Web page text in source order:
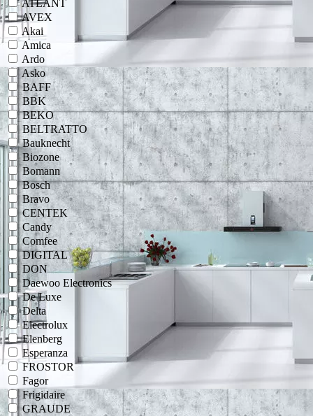
ATLANT
AVEX
Akai
Amica
Ardo
Asko
BAFF
BBK
BEKO
BELTRATTO
Bauknecht
Biozone
Bomann
Bosch
Bravo
CENTEK
Candy
Comfee
DIGITAL
DON
Daewoo Electronics
De Luxe
Delta
Electrolux
Elenberg
Esperanza
FROSTOR
Fagor
Frigidaire
GRAUDE